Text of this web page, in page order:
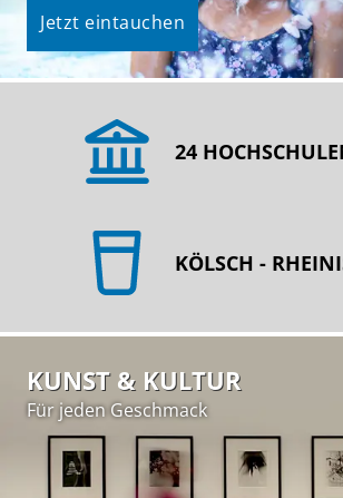
Jetzt eintauchen
24
KÖLSCH -
KUNST & KULTUR
Für jeden Geschmack